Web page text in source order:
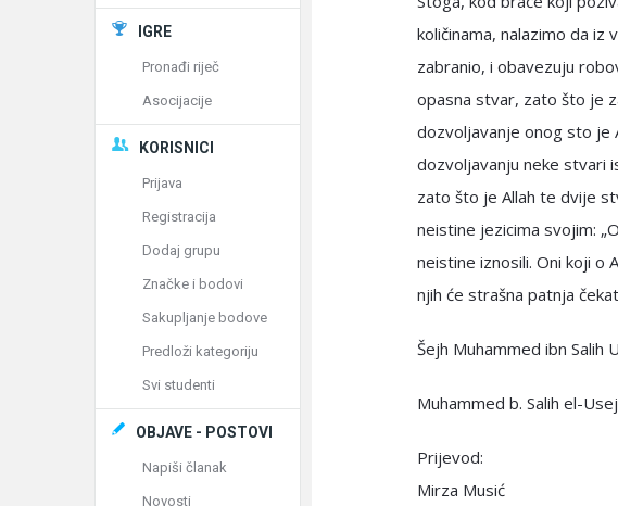
količinama, nalazimo da iz
zabranio, i obavezuju
opasna stvar, zato što je
dozvoljavanje onog sto je
dozvoljavanju neke stvari
zato što je Allah te dvije
neistine jezicima svojim:
neistine iznosili. Oni koji o
njih će strašna patnja
Šejh Muhammed ibn Salih
Muhammed b. Salih el-
Prijevod:
Mirza Musić
IGRE
Pronađi riječ
Asocijacije
KORISNICI
Prijava
Registracija
Dodaj grupu
Značke i bodovi
Sakupljanje bodove
Predloži kategoriju
Svi studenti
OBJAVE - POSTOVI
Napiši članak
Novosti